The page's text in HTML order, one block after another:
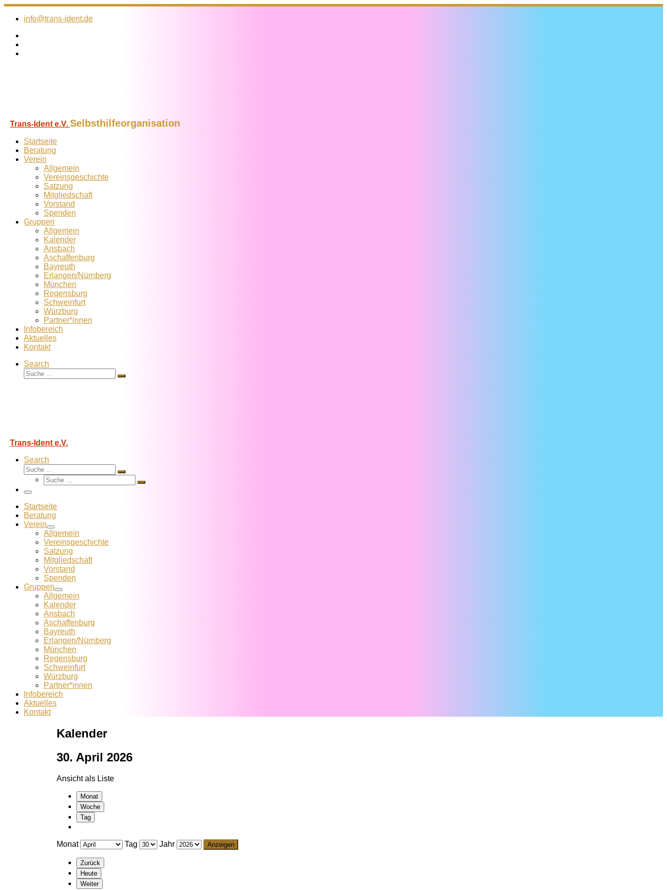
Zum
Inhalt
info@trans-ident.de
Trans-Ident e.V. Selbsthilfeorganisation
Startseite
Beratung
Verein
Allgemein
Vereins­geschichte
Satzung
Mitglied­schaft
Vorstand
Spenden
Gruppen
Allgemein
Kalender
Ansbach
Aschaffenburg
Bayreuth
Erlangen/Nürnberg
München
Regensburg
Schweinfurt
Würzburg
Partner*innen
Infobereich
Aktuelles
Kontakt
Search
Suche
Suche
Trans-Ident e.V.
Search
Suche
Suche
Suche
Suche
Menü
Startseite
Beratung
Verein
Allgemein
Vereins­geschichte
Satzung
Mitglied­schaft
Vorstand
Spenden
Gruppen
Allgemein
Kalender
Ansbach
Aschaffenburg
Bayreuth
Erlangen/Nürnberg
München
Regensburg
Schweinfurt
Würzburg
Partner*innen
Infobereich
Aktuelles
Kontakt
Kalender
30. April 2026
Ansicht als Liste
Monat
Woche
Tag
Monat Tag Jahr
Zurück
Heute
Weiter